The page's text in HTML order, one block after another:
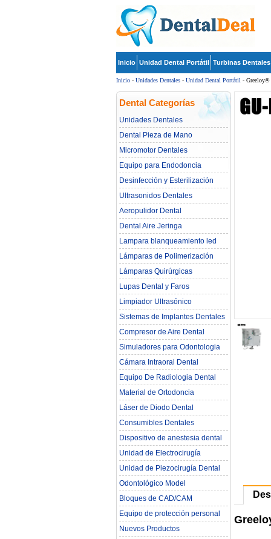
Inicio Unidad Dental Portátil Turbinas Dentales
Inicio - Unidades Dentales - Unidad Dental Portátil - Greeloy®
Dental Categorías
Unidades Dentales
Dental Pieza de Mano
Micromotor Dentales
Equipo para Endodoncia
Desinfección y Esterilización
Ultrasonidos Dentales
Aeropulidor Dental
Dental Aire Jeringa
Lampara blanqueamiento led
dental
Lámparas de Polimerización
Lámparas Quirúrgicas
Lupas Dental y Faros
Limpiador Ultrasónico
Sistemas de Implantes Dentales
Compresor de Aire Dental
Simuladores para Odontologia
Cámara Intraoral Dental
Equipo De Radiologia Dental‎
Material de Ortodoncia
Láser de Diodo Dental
Consumibles Dentales
Dispositivo de anestesia dental
Unidad de Electrocirugía
Unidad de Piezocirugía Dental
Odontológico Model
Bloques de CAD/CAM
Equipo de protección personal
Nuevos Productos